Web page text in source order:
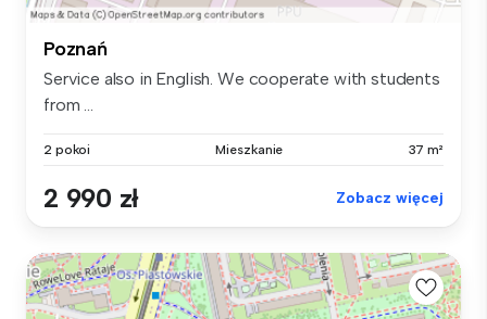
Poznań
Service also in English. We cooperate with students
from ...
2 pokoi Mieszkanie 37 m²
2 990 zł Zobacz więcej